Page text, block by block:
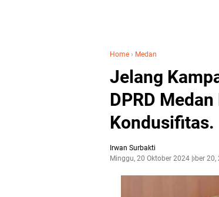
Home › Medan
Jelang
DPRD
Kondusifitas.
Irwan Surbakti
Minggu, 20 Oktober 2024Oktober 20,